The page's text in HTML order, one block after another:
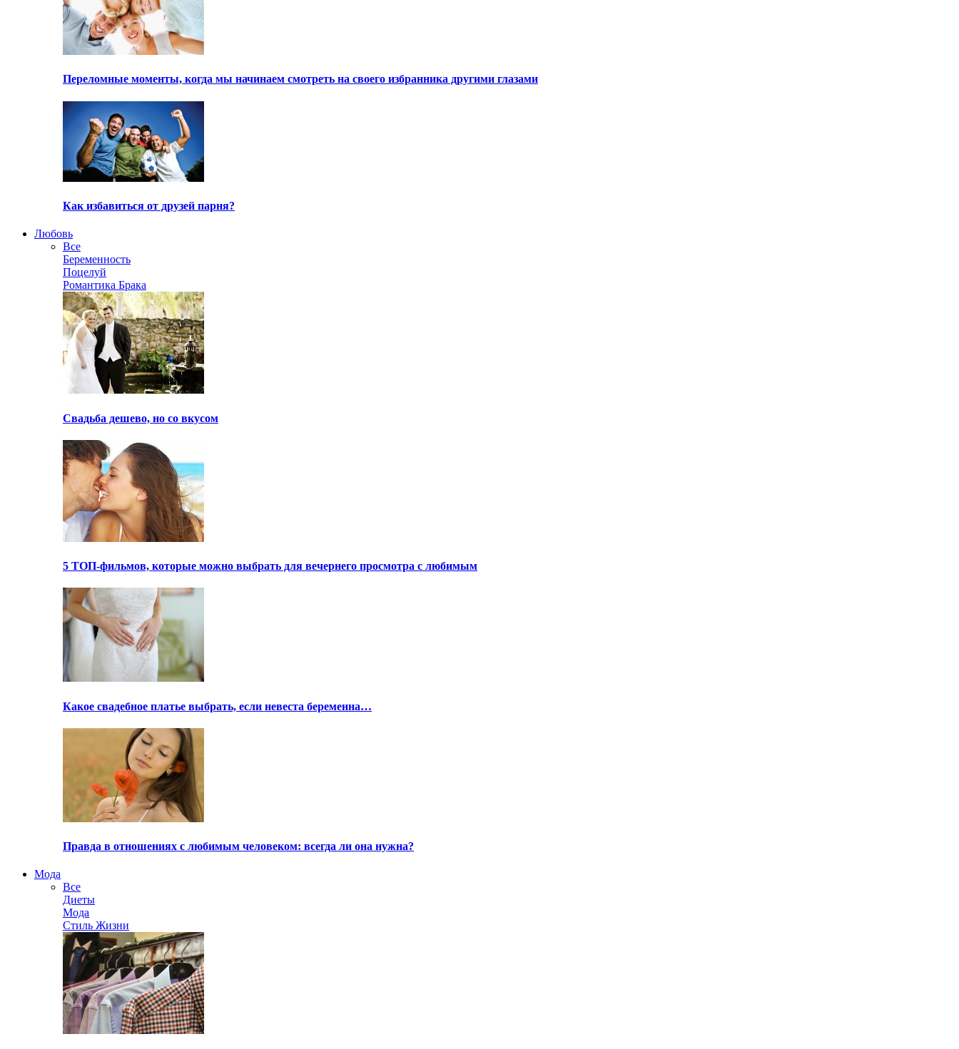
Переломные моменты, когда мы начинаем смотреть на своего избранника другими глазами
Как избавиться от друзей парня?
Любовь
Все
Беременность
Поцелуй
Романтика Брака
Свадьба дешево, но со вкусом
5 ТОП-фильмов, которые можно выбрать для вечернего просмотра с любимым
Какое свадебное платье выбрать, если невеста беременна…
Правда в отношениях с любимым человеком: всегда ли она нужна?
Мода
Все
Диеты
Мода
Стиль Жизни